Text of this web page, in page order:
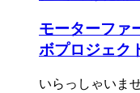
モーターファ
ボプロジェク
いらっしゃいま